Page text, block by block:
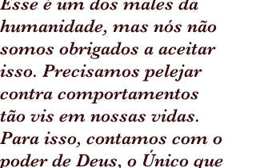
humanidade, mas nós não
somos obrigados a aceitar
isso. Precisamos pelejar
contra comportamentos
tão vis em nossas vidas.
Para isso, contamos com o
poder de Deus, o Único que